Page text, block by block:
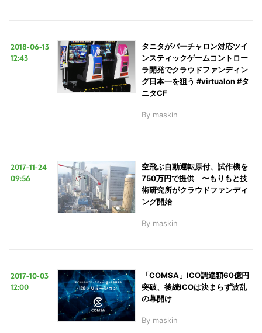
2018-06-13
12:43
タニタがバーチャロン対応ツイ
ンスティックゲームコントロー
ラ開発でクラウドファンディン
グ日本一を狙う #virtualon #タ
ニタCF
By maskin
2017-11-24
09:56
空飛ぶ自動運転原付、試作機を
750万円で提供 〜もりもと技
術研究所がクラウドファンディ
ング開始
By maskin
2017-10-03
12:00
「COMSA」ICO調達額60億円
突破、後続ICOは決まらず波乱
の幕開け
By maskin